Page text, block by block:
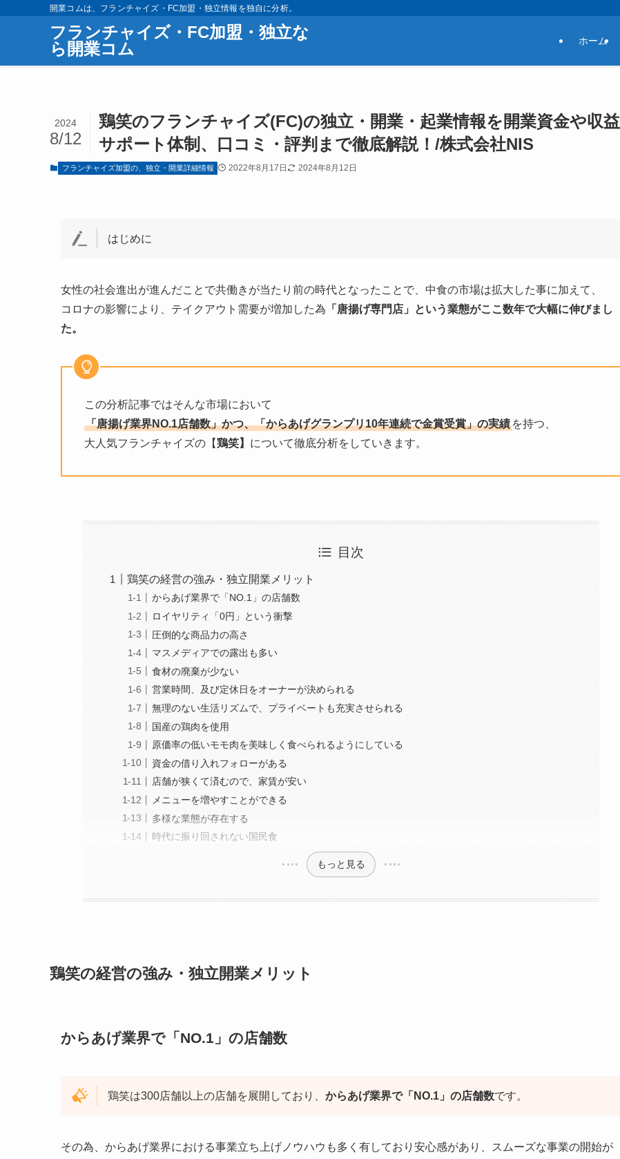
開業コムは、フランチャイズ・FC加盟・独立情報を独自に分析。
フランチャイズ・FC加盟・独立な
ら開業コム
ホーム
鶏笑のフランチャイズ(FC)の独立・開業・起業情報を開業資金や収益
サポート体制、口コミ・評判まで徹底解説！/株式会社NIS
2024
8/12
フランチャイズ加盟の、独立・開業詳細情報 2022年8月17日 2024年8月12日
はじめに
女性の社会進出が進んだことで共働きが当たり前の時代となったことで、中食の市場は拡大した事に加えて、
コロナの影響により、テイクアウト需要が増加した為 「唐揚げ専門店」という業態がここ数年で大幅に伸びまし
た。
この分析記事ではそんな市場において
「唐揚げ業界NO.1店舗数」かつ、「からあげグランプリ10年連続で金賞受賞」の実績 を持つ、
大人気フランチャイズの【鶏笑】 について徹底分析をしていきます。
目次
鶏笑の経営の強み・独立開業メリット
からあげ業界で「NO.1」の店舗数
ロイヤリティ「0円」という衝撃
圧倒的な商品力の高さ
マスメディアでの露出も多い
食材の廃棄が少ない
営業時間、及び定休日をオーナーが決められる
無理のない生活リズムで、プライベートも充実させられる
国産の鶏肉を使用
原価率の低いモモ肉を美味しく食べられるようにしている
資金の借り入れフォローがある
店舗が狭くて済むので、家賃が安い
メニューを増やすことができる
多様な業態が存在する
時代に振り回されない国民食
もっと見る
鶏笑の経営の強み・独立開業メリット
からあげ業界で「NO.1」の店舗数
鶏笑は300店舗以上の店舗を展開しており、 からあげ業界で「NO.1」の店舗数です。
その為、からあげ業界における事業立ち上げノウハウも多く有しており安心感があり、スムーズな事業の開始が